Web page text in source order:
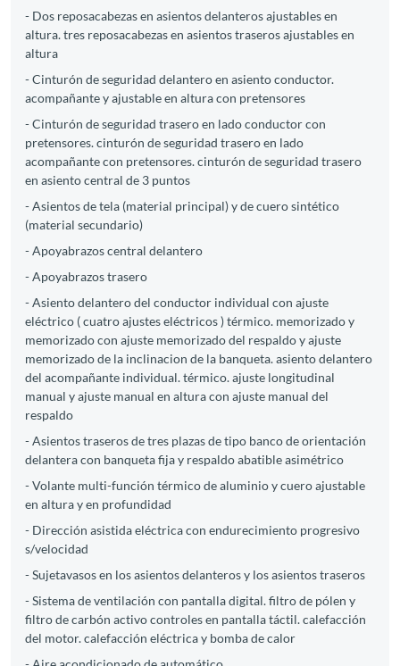
- Dos reposacabezas en asientos delanteros ajustables en
altura. tres reposacabezas en asientos traseros ajustables en
altura
- Cinturón de seguridad delantero en asiento conductor.
acompañante y ajustable en altura con pretensores
- Cinturón de seguridad trasero en lado conductor con
pretensores. cinturón de seguridad trasero en lado
acompañante con pretensores. cinturón de seguridad trasero
en asiento central de 3 puntos
- Asientos de tela (material principal) y de cuero sintético
(material secundario)
- Apoyabrazos central delantero
- Apoyabrazos trasero
- Asiento delantero del conductor individual con ajuste
eléctrico ( cuatro ajustes eléctricos ) térmico. memorizado y
memorizado con ajuste memorizado del respaldo y ajuste
memorizado de la inclinacion de la banqueta. asiento delantero
del acompañante individual. térmico. ajuste longitudinal
manual y ajuste manual en altura con ajuste manual del
respaldo
- Asientos traseros de tres plazas de tipo banco de orientación
delantera con banqueta fija y respaldo abatible asimétrico
- Volante multi-función térmico de aluminio y cuero ajustable
en altura y en profundidad
- Dirección asistida eléctrica con endurecimiento progresivo
s/velocidad
- Sujetavasos en los asientos delanteros y los asientos traseros
- Sistema de ventilación con pantalla digital. filtro de pólen y
filtro de carbón activo controles en pantalla táctil. calefacción
del motor. calefacción eléctrica y bomba de calor